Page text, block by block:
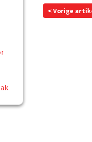
< Vorige